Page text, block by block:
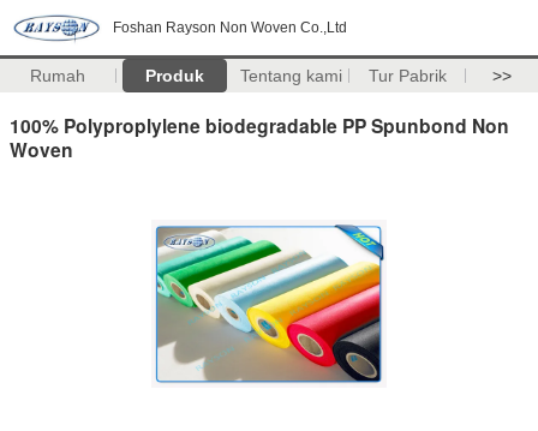
Foshan Rayson Non Woven Co.,Ltd
Rumah Produk Tentang kami Tur Pabrik >>
100% Polyproplylene biodegradable PP Spunbond Non
Woven